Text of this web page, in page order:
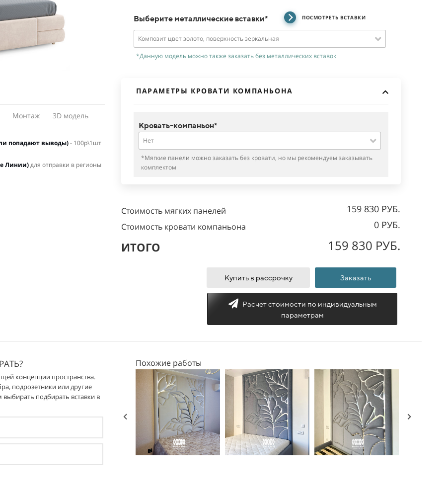
Монтаж 3D модель
попадают выводы)- 100р\1шт
Линии)для отправки в регионы
рисунка
деталь является
на подготовленную
контактам к нашему менеджеру
Выберите металлические вставки* ПОСМОТРЕТЬ ВСТАВКИ
Композит цвет золото, поверхность зеркальная
*Данную модель можно также заказать без металлических вставок
ПАРАМЕТРЫ КРОВАТИ КОМПАНЬОНА
Кровать-компаньон*
Нет
*Мягкие панели можно заказать без кровати, но мы рекомендуем заказывать
комплектом
Стоимость мягких панелей 159 830 РУБ.
Стоимость кровати компаньона 0 РУБ.
ИТОГО 159 830 РУБ.
Купить в рассрочку Заказать
Расчет стоимости по индивидуальным
параметрам
концепции пространства.
подрозетники или другие
подбирать вставки в
Похожие работы